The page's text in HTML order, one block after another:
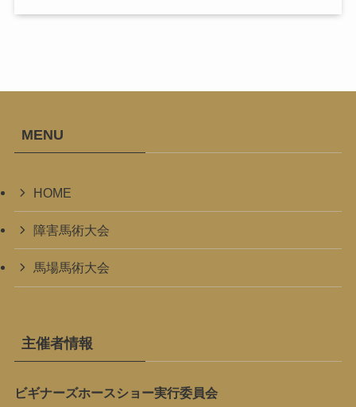
MENU
HOME
障害馬術大会
馬場馬術大会
主催者情報
ビギナーズホースショー実行委員会